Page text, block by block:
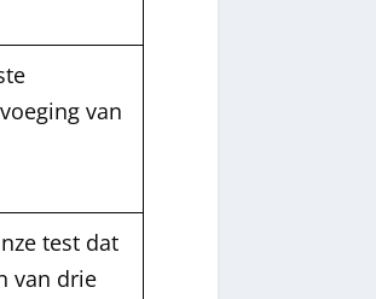
van
test dat
van drie